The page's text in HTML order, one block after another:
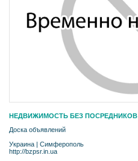
НЕДВИЖИМОСТЬ БЕЗ ПОСРЕДНИКОВ
Доска объявлений
Украина | Симферополь
http://bzpsr.in.ua